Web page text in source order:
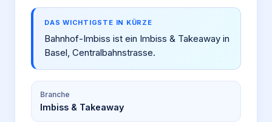
DAS WICHTIGSTE IN KÜRZE
Bahnhof-Imbiss ist ein Imbiss & Takeaway in
Basel, Centralbahnstrasse.
Branche
Imbiss & Takeaway